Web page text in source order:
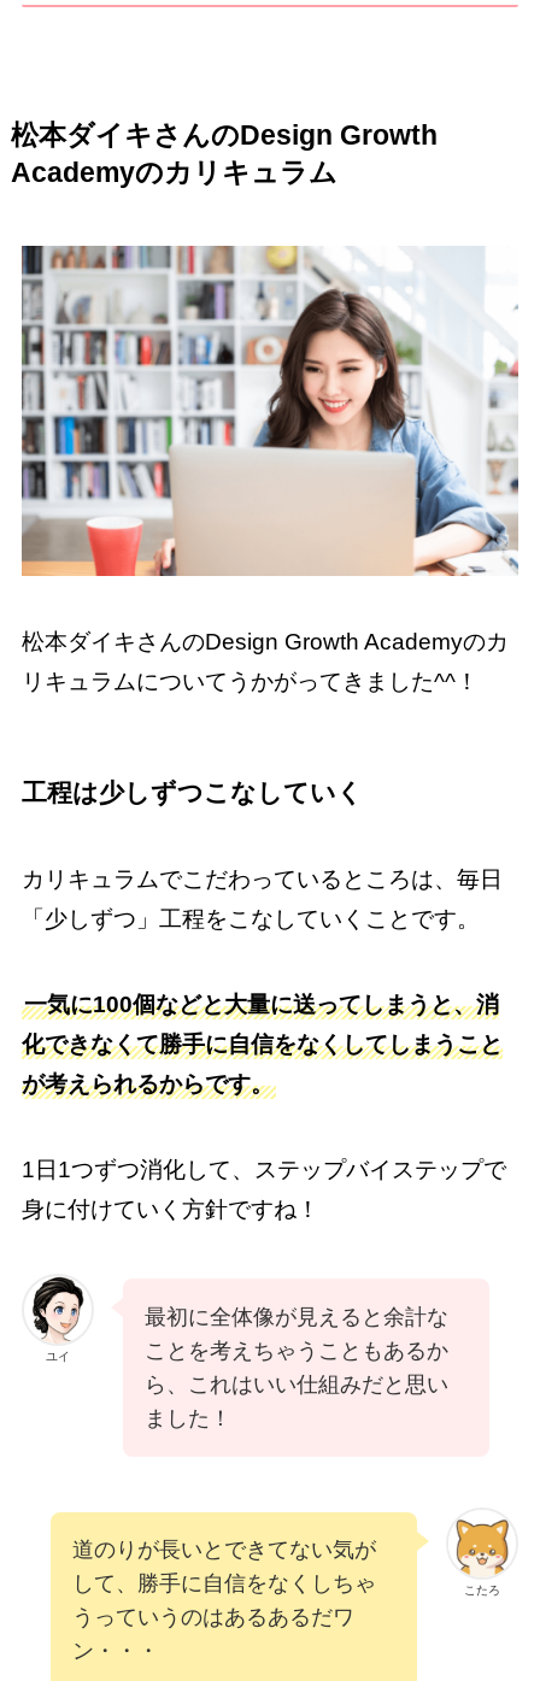
松本ダイキさんのDesign Growth
Academyのカリキュラム
松本ダイキさんのDesign Growth Academyのカ
リキュラムについてうかがってきました^^！
工程は少しずつこなしていく
カリキュラムでこだわっているところは、毎日
「少しずつ」工程をこなしていくことです。
一気に100個などと大量に送ってしまうと、消
化できなくて勝手に自信をなくしてしまうこと
が考えられるからです。
1日1つずつ消化して、ステップバイステップで
身に付けていく方針ですね！
ユイ
最初に全体像が見えると余計な
ことを考えちゃうこともあるか
ら、これはいい仕組みだと思い
ました！
こたろ
道のりが長いとできてない気が
して、勝手に自信をなくしちゃ
うっていうのはあるあるだワ
ン・・・